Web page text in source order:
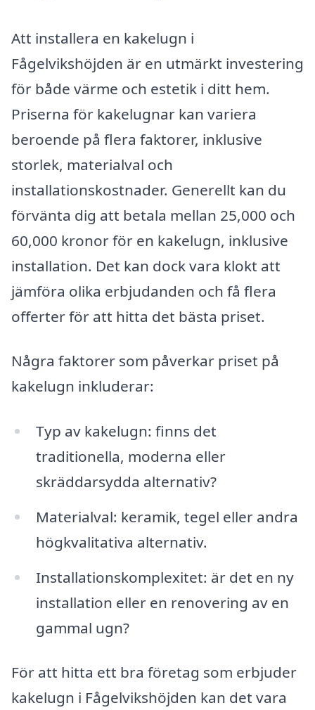
Att installera en kakelugn i
Fågelvikshöjden är en utmärkt investering
för både värme och estetik i ditt hem.
Priserna för kakelugnar kan variera
beroende på flera faktorer, inklusive
storlek, materialval och
installationskostnader. Generellt kan du
förvänta dig att betala mellan 25,000 och
60,000 kronor för en kakelugn, inklusive
installation. Det kan dock vara klokt att
jämföra olika erbjudanden och få flera
offerter för att hitta det bästa priset.
Några faktorer som påverkar priset på
kakelugn inkluderar:
Typ av kakelugn: finns det
traditionella, moderna eller
skräddarsydda alternativ?
Materialval: keramik, tegel eller andra
högkvalitativa alternativ.
Installationskomplexitet: är det en ny
installation eller en renovering av en
gammal ugn?
För att hitta ett bra företag som erbjuder
kakelugn i Fågelvikshöjden kan det vara